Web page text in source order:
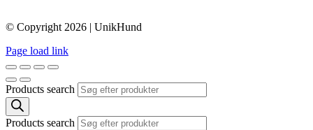
© Copyright 2026 | UnikHund
Page load link
Products search
Products search